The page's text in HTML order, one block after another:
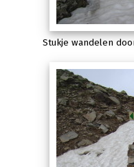
Stukje wandelen